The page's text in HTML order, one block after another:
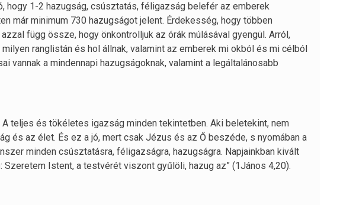
hogy 1-2 hazugság, csúsztatás, féligazság belefér az emberek
már minimum 730 hazugságot jelent. Érdekesség, hogy többen
függ össze, hogy önkontrolljuk az órák múlásával gyengül. Arról,
ranglistán és hol állnak, valamint az emberek mi okból és mi célból
vannak a mindennapi hazugságoknak, valamint a legáltalánosabb
teljes és tökéletes igazság minden tekintetben. Aki beletekint, nem
és az élet. És ez a jó, mert csak Jézus és az Ő beszéde, s nyomában a
minden csúsztatásra, féligazságra, hazugságra. Napjainkban kivált
Istent, a testvérét viszont gyűlöli, hazug az” (1János 4,20).